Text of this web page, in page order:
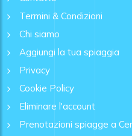
Termini & Condizioni
Chi siamo
Aggiungi la tua spiaggia
Privacy
Cookie Policy
Eliminare l'account
Prenotazioni spiagge a